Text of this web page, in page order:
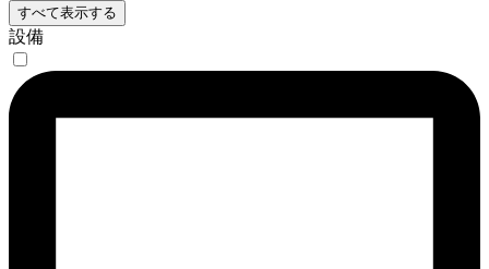
すべて表示する
設備